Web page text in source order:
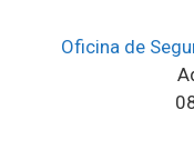
Oficina de